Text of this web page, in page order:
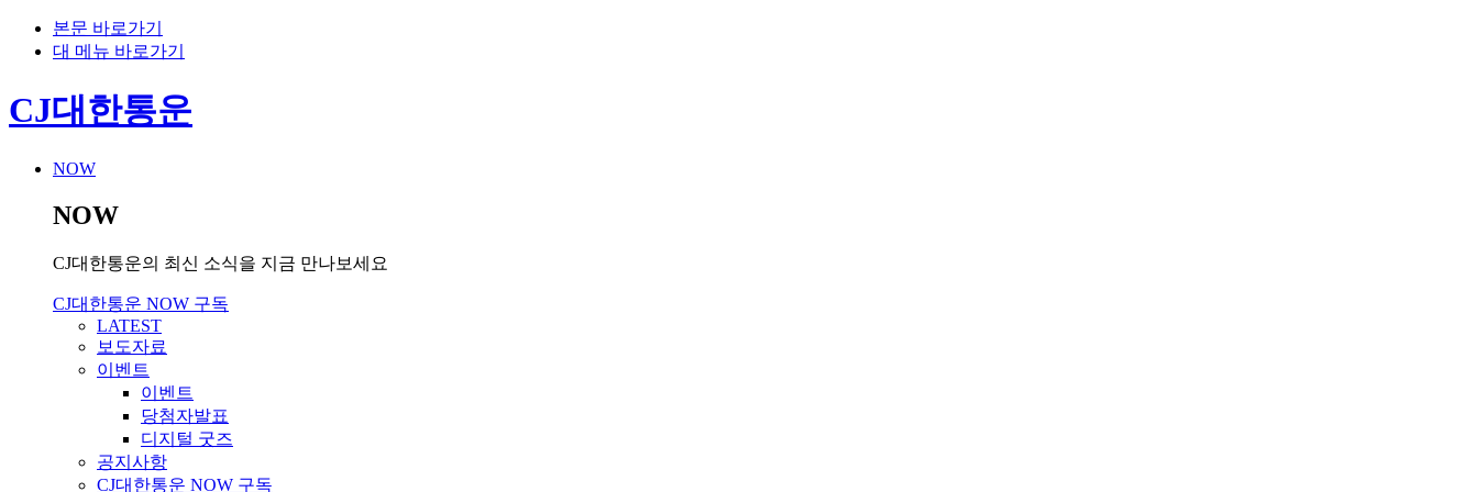
본문 바로가기
대 메뉴 바로가기
CJ대한통운
NOW
NOW
CJ대한통운의 최신 소식을 지금 만나보세요
CJ대한통운 NOW 구독
LATEST
보도자료
이벤트
이벤트
당첨자발표
디지털 굿즈
공지사항
CJ대한통운 NOW 구독